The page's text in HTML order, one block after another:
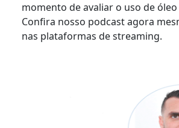
momento de avaliar o uso de
Confira nosso podcast agora
nas plataformas de streaming.